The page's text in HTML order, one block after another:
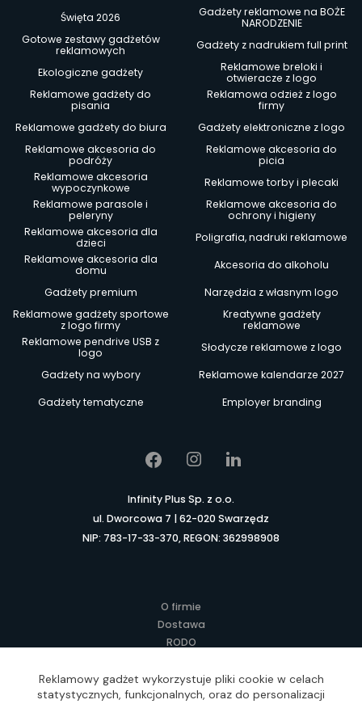
Święta 2026
Gadżety reklamowe na BOŻE
NARODZENIE
Gotowe zestawy gadżetów
reklamowych
Gadżety z nadrukiem full print
Ekologiczne gadżety
Reklamowe breloki i
otwieracze z logo
Reklamowe gadżety do
pisania
Reklamowa odzież z logo
firmy
Reklamowe gadżety do biura
Gadżety elektroniczne z logo
Reklamowe akcesoria do
podróży
Reklamowe akcesoria do
picia
Reklamowe akcesoria
wypoczynkowe
Reklamowe torby i plecaki
Reklamowe parasole i
peleryny
Reklamowe akcesoria do
ochrony i higieny
Reklamowe akcesoria dla
dzieci
Poligrafia, nadruki reklamowe
Reklamowe akcesoria dla
domu
Akcesoria do alkoholu
Gadżety premium
Narzędzia z własnym logo
Reklamowe gadżety sportowe
z logo firmy
Kreatywne gadżety
reklamowe
Reklamowe pendrive USB z
logo
Słodycze reklamowe z logo
Gadżety na wybory
Reklamowe kalendarze 2027
Gadżety tematyczne
Employer branding
Infinity Plus Sp. z o.o.
ul. Dworcowa 7 | 62-020 Swarzędz
NIP: 783-17-33-370, REGON: 362998908
O firmie
Dostawa
RODO
Regulamin
Lokalne Gadżety Reklamowe
Reklamowy gadżet wykorzystuje pliki cookie w celach
statystycznych, funkcjonalnych, oraz do personalizacji